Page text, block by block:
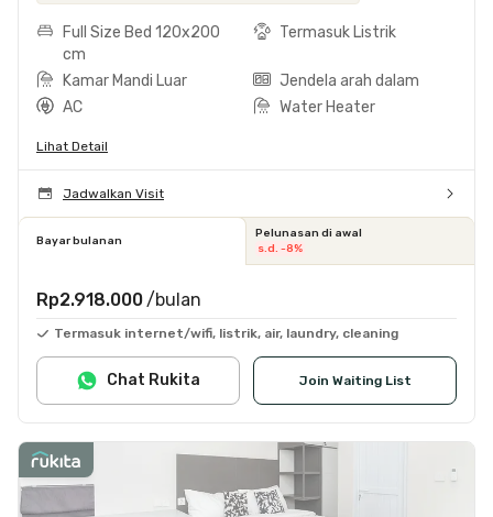
Full Size Bed 120x200
cm
Termasuk Listrik
Kamar Mandi Luar
Jendela arah dalam
AC
Water Heater
Lihat Detail
Jadwalkan Visit
Bayar bulanan
Pelunasan di awal
s.d. -8%
Rp2.918.000 /bulan
Termasuk internet/wifi, listrik, air, laundry, cleaning
Join Waiting List
Chat Rukita